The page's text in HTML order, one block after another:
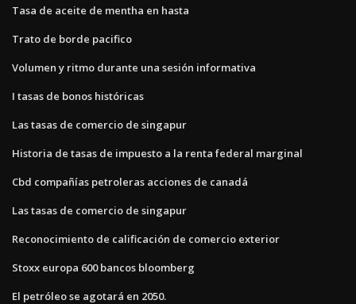
Tasa de aceite de mentha en hasta
Trato de borde pacifico
Volumen y ritmo durante una sesión informativa
I tasas de bonos históricas
Las tasas de comercio de singapur
Historia de tasas de impuesto a la renta federal marginal
Cbd compañías petroleras acciones de canadá
Las tasas de comercio de singapur
Reconocimiento de calificación de comercio exterior
Stoxx europa 600 bancos bloomberg
El petróleo se agotará en 2050.